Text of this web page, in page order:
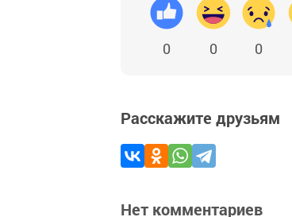
0 0 0
Расскажите друзьям
Нет комментариев